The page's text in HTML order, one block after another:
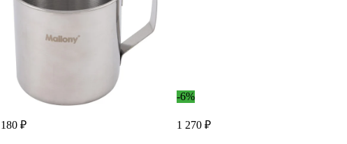
180 ₽
-6%
1 270 ₽